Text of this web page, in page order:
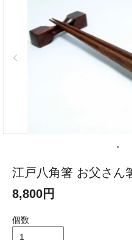
江戸八角箸 お父さん
8,800円
個数